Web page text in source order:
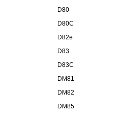
D80
D80C
D82e
D83
D83C
DM81
DM82
DM85